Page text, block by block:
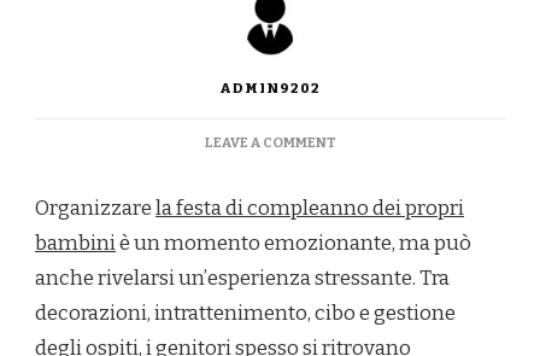
ADMIN9202
LEAVE A COMMENTON
COMPLEANNO
I
VANTAGGI
DI
UNA
LOCATION
Organizzarela festa di compleanno dei propri
bambiniè un momento emozionante, ma può
anche rivelarsi un’esperienza stressante. Tra
decorazioni, intrattenimento, cibo e gestione
degli ospiti, i genitori spesso si ritrovano